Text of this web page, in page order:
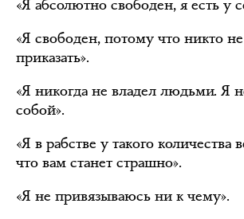
«Я абсолютно свободен, я есть у
«Я свободен, потому что никто
приказать».
«Я никогда не владел людьми. Я
собой».
«Я в рабстве у такого
что вам станет страшно».
«Я не привязываюсь ни к чему».